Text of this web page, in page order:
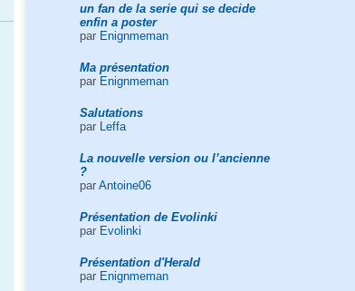
un fan de la serie qui se decide
enfin a poster
par Enignmeman
Ma présentation
par Enignmeman
Salutations
par
Leffa
La nouvelle version ou l’ancienne
?
par Antoine06
Présentation de Evolinki
par Evolinki
Présentation d'Herald
par Enignmeman